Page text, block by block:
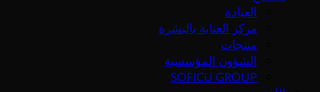
العيادة
مركز العناية بالبشرة
منتجات
الشؤون المؤسسية
SOFICU GROUP